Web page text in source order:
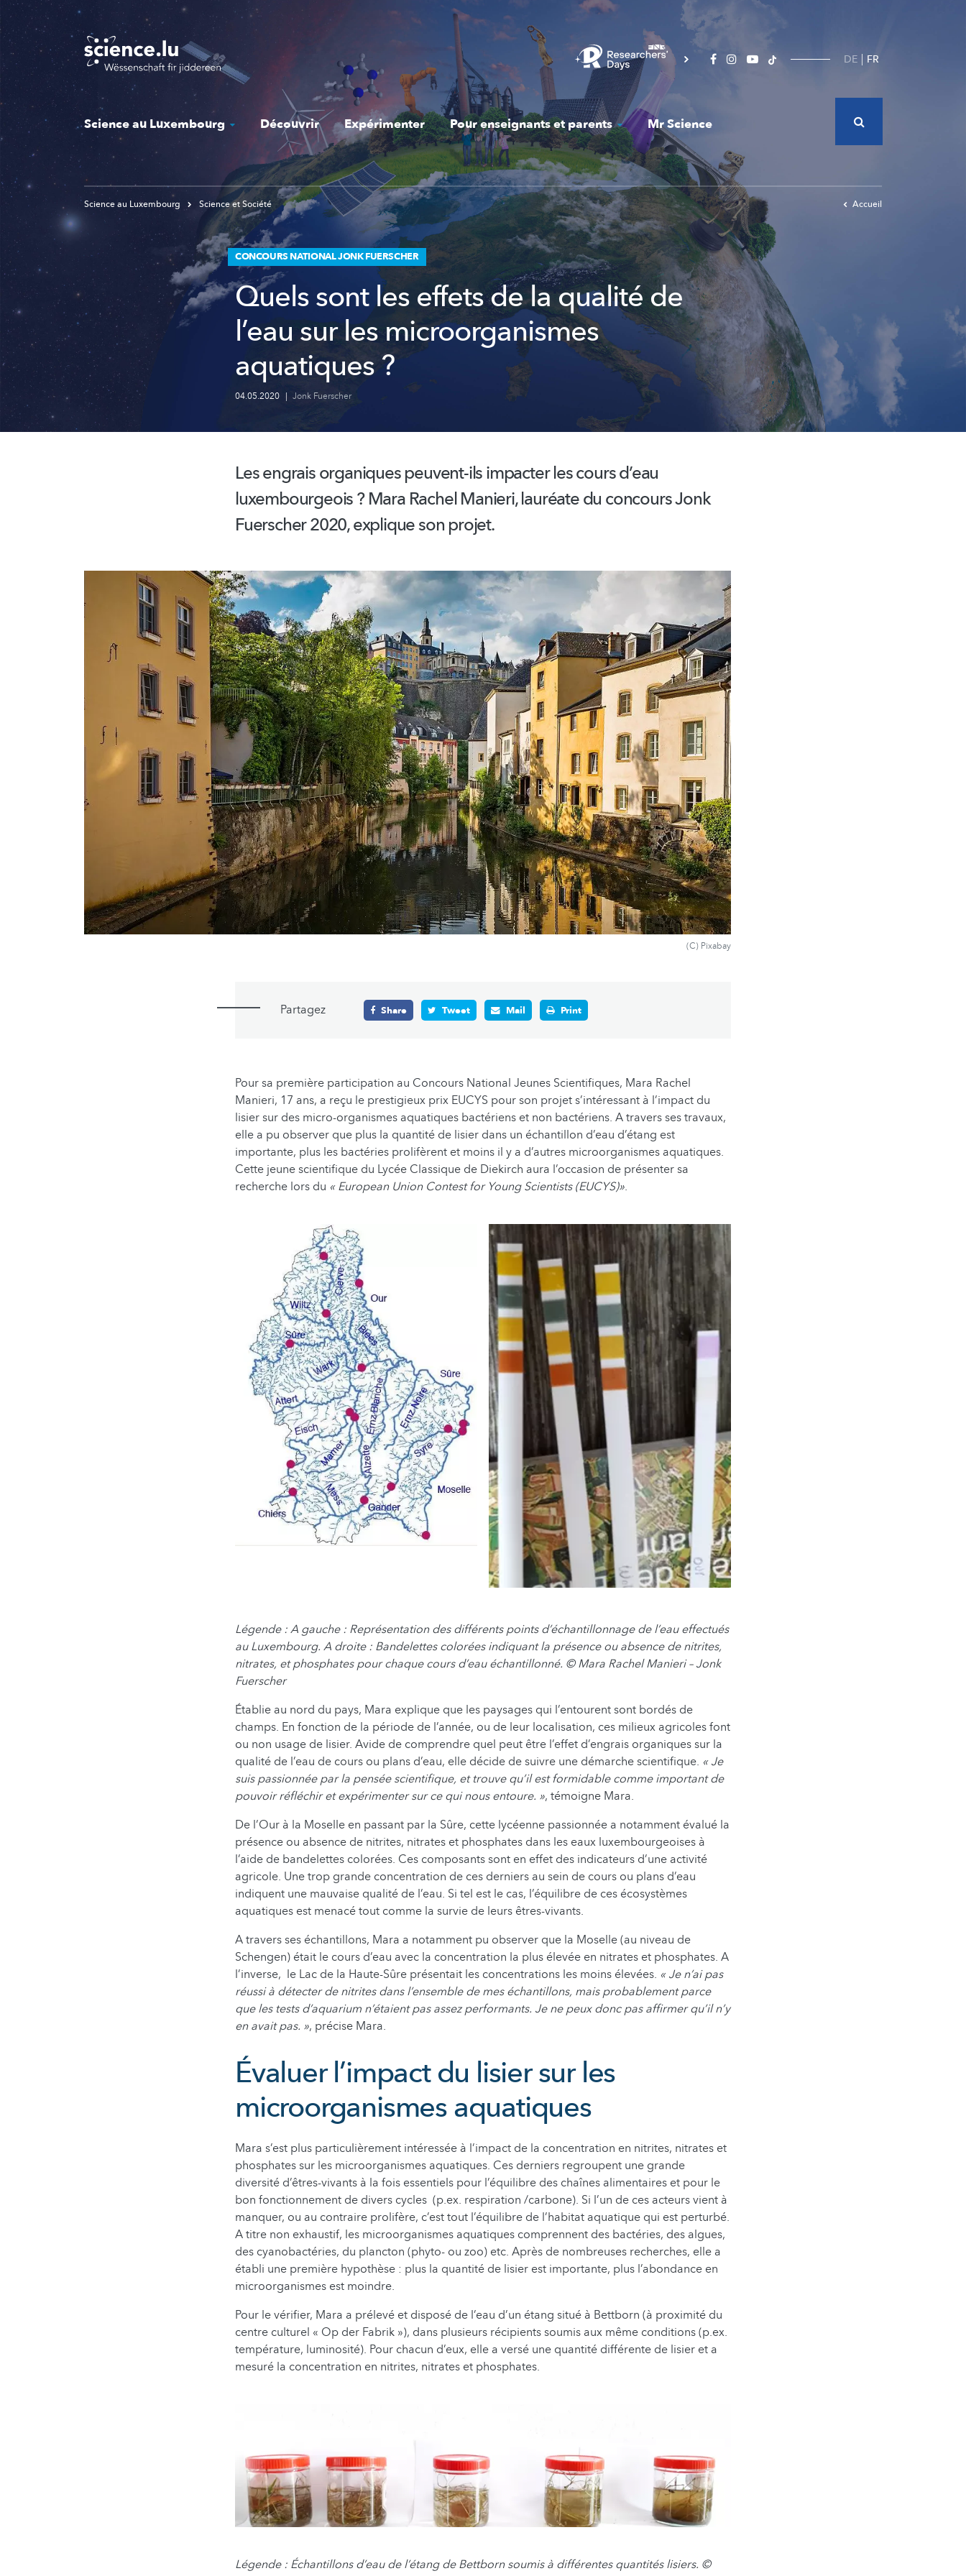
Skip
to
main
content
DE FR
Science au Luxembourg Découvrir Expérimenter Pour enseignants et parents Mr Science
Science au Luxembourg Science et Société Accueil
CONCOURS NATIONAL JONK FUERSCHER
Quels sont les effets de la qualité de
l’eau sur les microorganismes
aquatiques ?
04.05.2020 | Jonk Fuerscher
Les engrais organiques peuvent-ils impacter les cours d’eau
luxembourgeois? Mara Rachel Manieri, lauréate du concours Jonk
Fuerscher 2020, explique son projet.
(C) Pixabay
Partagez Share Tweet Mail Print
Pour sa première participation au Concours National Jeunes Scientifiques, Mara Rachel
Manieri, 17 ans, a reçu le prestigieux prix EUCYS pour son projet s’intéressant à l’impact du
lisier sur des micro-organismes aquatiques bactériens et non bactériens. A travers ses travaux,
elle a pu observer que plus la quantité de lisier dans un échantillon d’eau d’étang est
importante, plus les bactéries prolifèrent et moins il y a d’autres microorganismes aquatiques.
Cette jeune scientifique du Lycée Classique de Diekirch aura l’occasion de présenter sa
recherche lors du « European Union Contest for Young Scientists (EUCYS)».
Légende : A gauche : Représentation des différents points d’échantillonnage de l’eau effectués
au Luxembourg. A droite : Bandelettes colorées indiquant la présence ou absence de nitrites,
nitrates, et phosphates pour chaque cours d’eau échantillonné. © Mara Rachel Manieri – Jonk
Fuerscher
Établie au nord du pays, Mara explique que les paysages qui l’entourent sont bordés de
champs. En fonction de la période de l’année, ou de leur localisation, ces milieux agricoles font
ou non usage de lisier. Avide de comprendre quel peut être l’effet d’engrais organiques sur la
qualité de l’eau de cours ou plans d’eau, elle décide de suivre une démarche scientifique. « Je
suis passionnée par la pensée scientifique, et trouve qu’il est formidable comme important de
pouvoir réfléchir et expérimenter sur ce qui nous entoure. », témoigne Mara.
De l’Our à la Moselle en passant par la Sûre, cette lycéenne passionnée a notamment évalué la
présence ou absence de nitrites, nitrates et phosphates dans les eaux luxembourgeoises à
l’aide de bandelettes colorées. Ces composants sont en effet des indicateurs d’une activité
agricole. Une trop grande concentration de ces derniers au sein de cours ou plans d’eau
indiquent une mauvaise qualité de l’eau. Si tel est le cas, l’équilibre de ces écosystèmes
aquatiques est menacé tout comme la survie de leurs êtres-vivants.
A travers ses échantillons, Mara a notamment pu observer que la Moselle (au niveau de
Schengen) était le cours d’eau avec la concentration la plus élevée en nitrates et phosphates. A
l’inverse, le Lac de la Haute-Sûre présentait les concentrations les moins élevées. « Je n’ai pas
réussi à détecter de nitrites dans l’ensemble de mes échantillons, mais probablement parce
que les tests d’aquarium n’étaient pas assez performants. Je ne peux donc pas affirmer qu’il n’y
en avait pas. », précise Mara.
Évaluer l’impact du lisier sur les
microorganismes aquatiques
Mara s’est plus particulièrement intéressée à l’impact de la concentration en nitrites, nitrates et
phosphates sur les microorganismes aquatiques. Ces derniers regroupent une grande
diversité d’êtres-vivants à la fois essentiels pour l’équilibre des chaînes alimentaires et pour le
bon fonctionnement de divers cycles (p.ex. respiration /carbone). Si l’un de ces acteurs vient à
manquer, ou au contraire prolifère, c’est tout l’équilibre de l’habitat aquatique qui est perturbé.
A titre non exhaustif, les microorganismes aquatiques comprennent des bactéries, des algues,
des cyanobactéries, du plancton (phyto- ou zoo) etc. Après de nombreuses recherches, elle a
établi une première hypothèse : plus la quantité de lisier est importante, plus l’abondance en
microorganismes est moindre.
Pour le vérifier, Mara a prélevé et disposé de l’eau d’un étang situé à Bettborn (à proximité du
centre culturel « Op der Fabrik »), dans plusieurs récipients soumis aux même conditions (p.ex.
température, luminosité). Pour chacun d’eux, elle a versé une quantité différente de lisier et a
mesuré la concentration en nitrites, nitrates et phosphates.
Légende : Échantillons d’eau de l’étang de Bettborn soumis à différentes quantités lisiers. ©